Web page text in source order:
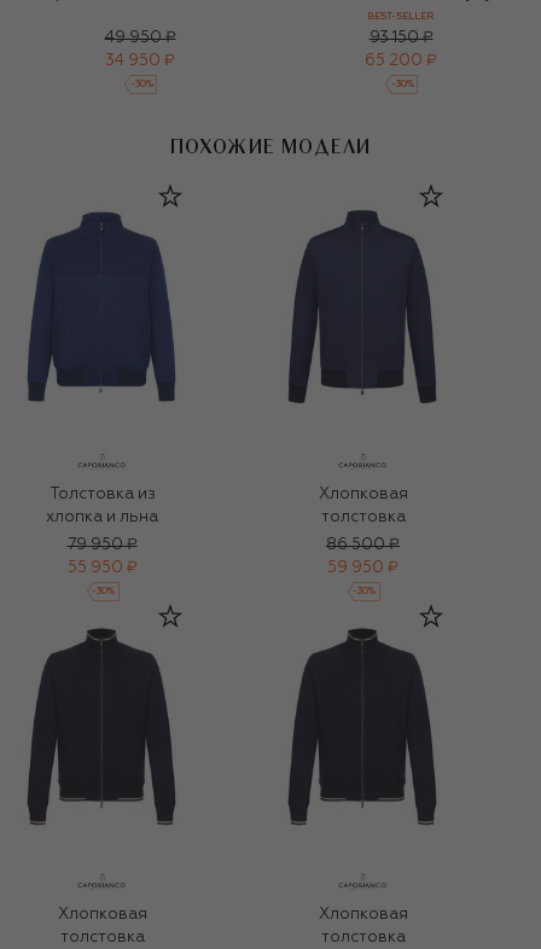
49 950 ₽
34 950 ₽
-30%
BEST-SELLER
93 150 ₽
65 200 ₽
-30%
ПОХОЖИЕ МОДЕЛИ
Толстовка из
хлопка и льна
79 950 ₽
55 950 ₽
-30%
Хлопковая
толстовка
86 500 ₽
59 950 ₽
-30%
Хлопковая
толстовка
Хлопковая
толстовка